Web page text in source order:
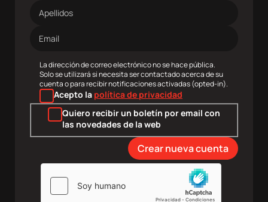
de
electrónico
La dirección de correo electrónico no se hace pública.
Solo se utilizará si necesita ser contactado acerca de su
cuenta o para recibir notificaciones activadas (opted-in).
Acepto la política de privacidad
Quiero recibir un boletín por email con
las novedades de la web